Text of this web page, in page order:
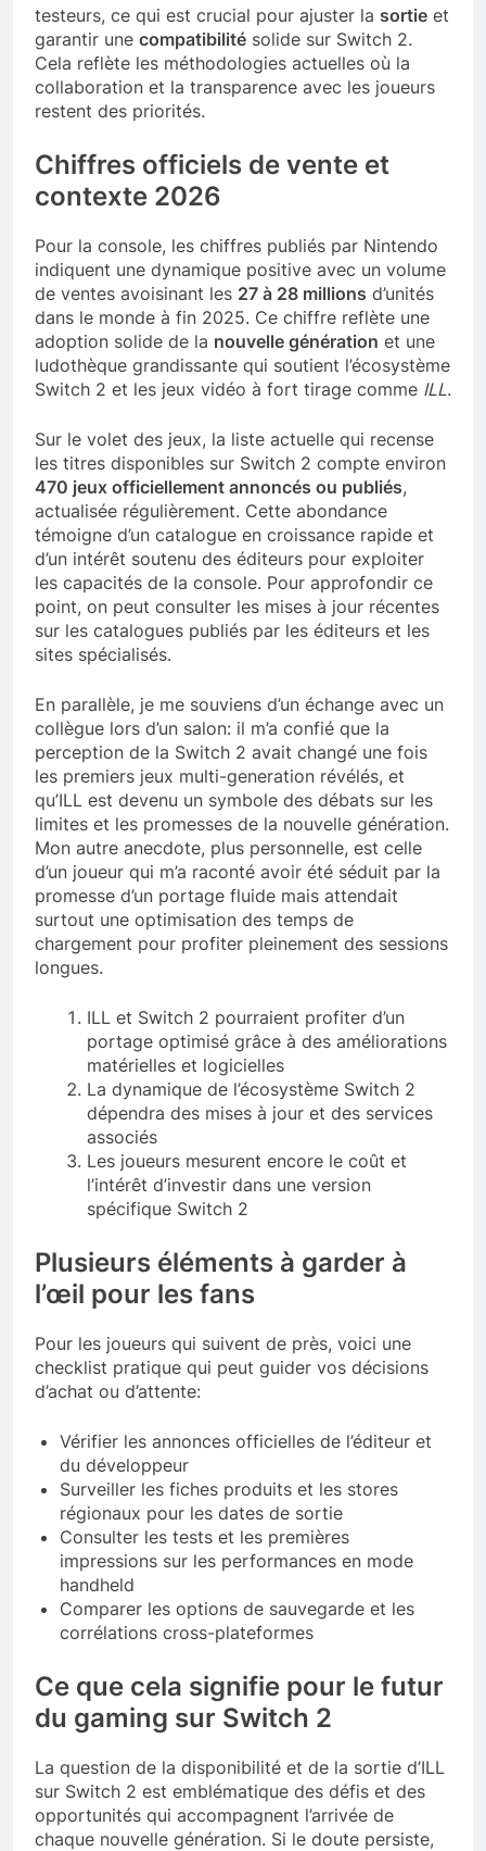
testeurs, ce qui est crucial pour ajuster la sortie et
garantir une compatibilité solide sur Switch 2.
Cela reflète les méthodologies actuelles où la
collaboration et la transparence avec les joueurs
restent des priorités.
Chiffres officiels de vente et
contexte 2026
Pour la console, les chiffres publiés par Nintendo
indiquent une dynamique positive avec un volume
de ventes avoisinant les 27 à 28 millions d’unités
dans le monde à fin 2025. Ce chiffre reflète une
adoption solide de la nouvelle génération et une
ludothèque grandissante qui soutient l’écosystème
Switch 2 et les jeux vidéo à fort tirage comme ILL.
Sur le volet des jeux, la liste actuelle qui recense
les titres disponibles sur Switch 2 compte environ
470 jeux officiellement annoncés ou publiés,
actualisée régulièrement. Cette abondance
témoigne d’un catalogue en croissance rapide et
d’un intérêt soutenu des éditeurs pour exploiter
les capacités de la console. Pour approfondir ce
point, on peut consulter les mises à jour récentes
sur les catalogues publiés par les éditeurs et les
sites spécialisés.
En parallèle, je me souviens d’un échange avec un
collègue lors d’un salon: il m’a confié que la
perception de la Switch 2 avait changé une fois
les premiers jeux multi-generation révélés, et
qu’ILL est devenu un symbole des débats sur les
limites et les promesses de la nouvelle génération.
Mon autre anecdote, plus personnelle, est celle
d’un joueur qui m’a raconté avoir été séduit par la
promesse d’un portage fluide mais attendait
surtout une optimisation des temps de
chargement pour profiter pleinement des sessions
longues.
ILL et Switch 2 pourraient profiter d’un
portage optimisé grâce à des améliorations
matérielles et logicielles
La dynamique de l’écosystème Switch 2
dépendra des mises à jour et des services
associés
Les joueurs mesurent encore le coût et
l’intérêt d’investir dans une version
spécifique Switch 2
Plusieurs éléments à garder à
l’œil pour les fans
Pour les joueurs qui suivent de près, voici une
checklist pratique qui peut guider vos décisions
d’achat ou d’attente:
Vérifier les annonces officielles de l’éditeur et
du développeur
Surveiller les fiches produits et les stores
régionaux pour les dates de sortie
Consulter les tests et les premières
impressions sur les performances en mode
handheld
Comparer les options de sauvegarde et les
corrélations cross-plateformes
Ce que cela signifie pour le futur
du gaming sur Switch 2
La question de la disponibilité et de la sortie d’ILL
sur Switch 2 est emblématique des défis et des
opportunités qui accompagnent l’arrivée de
chaque nouvelle génération. Si le doute persiste,